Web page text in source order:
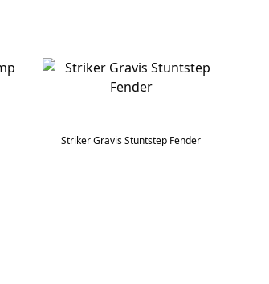
Striker Gravis Stuntstep Fender